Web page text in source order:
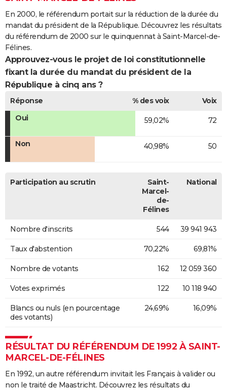
En 2000, le référendum portait sur la réduction de la durée du
mandat du président de la République. Découvrez les résultats
du référendum de 2000 sur le quinquennat à Saint-Marcel-de-
Félines.
Approuvez-vous le projet de loi constitutionnelle
fixant la durée du mandat du président de la
République à cinq ans ?
Réponse % des voix
Voix
Oui
59,02% 72
Non 40,98% 50
Participation au scrutin
Saint-
Marcel-
de-
Félines
National
Nombre d'inscrits 544 39 941 943
Taux d'abstention 70,22% 69,81%
Nombre de votants 162 12 059 360
Votes exprimés 122 10 118 940
Blancs ou nuls (en pourcentage
des votants)
24,69% 16,09%
RÉSULTAT DU RÉFÉRENDUM DE 1992 À SAINT-
MARCEL-DE-FÉLINES
En 1992, un autre référendum invitait les Français à valider ou
non le traité de Maastricht. Découvrez les résultats du